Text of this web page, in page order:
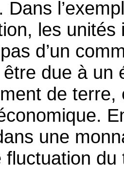
les
d’un
due à un
de
une
fluctuation